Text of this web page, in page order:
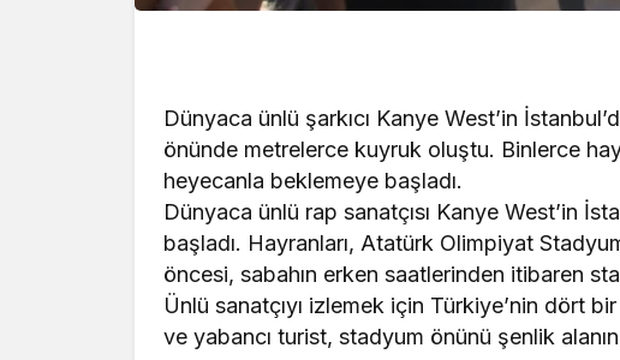
Dünyaca ünlü şarkıcı Kanye West’in
önünde metrelerce kuyruk oluştu. Binlerce
heyecanla beklemeye başladı.
Dünyaca ünlü rap sanatçısı Kanye West’in
başladı. Hayranları, Atatürk Olimpiyat
öncesi, sabahın erken saatlerinden itibaren
Ünlü sanatçıyı izlemek için Türkiye’nin dört
ve yabancı turist, stadyum önünü şenlik